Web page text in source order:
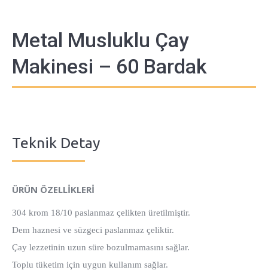
Metal Musluklu Çay
Makinesi – 60 Bardak
Teknik Detay
ÜRÜN ÖZELLİKLERİ
304 krom 18/10 paslanmaz çelikten üretilmiştir.
Dem haznesi ve süzgeci paslanmaz çeliktir.
Çay lezzetinin uzun süre bozulmamasını sağlar.
Toplu tüketim için uygun kullanım sağlar.